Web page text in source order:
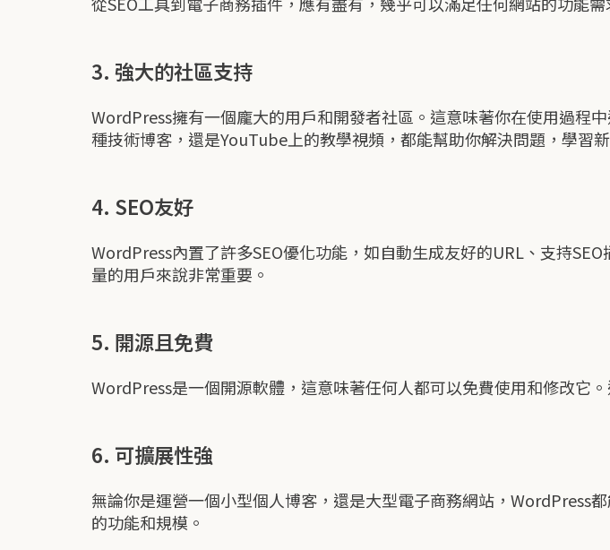
3. 強大的社區支持
WordPress擁有一個龐大的用戶和開發者社區。這意味著你在使用過程
種技術博客，還是YouTube上的教學視頻，都能幫助你解決問題，學習新
4. SEO友好
WordPress內置了許多SEO優化功能，如自動生成友好的URL、支持
量的用戶來說非常重要。
5. 開源且免費
WordPress是一個開源軟體，這意味著任何人都可以免費使用和修改它
6. 可擴展性強
無論你是運營一個小型個人博客，還是大型電子商務網站，WordPress
的功能和規模。